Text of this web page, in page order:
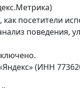
посетители
поведения,
(ИНН